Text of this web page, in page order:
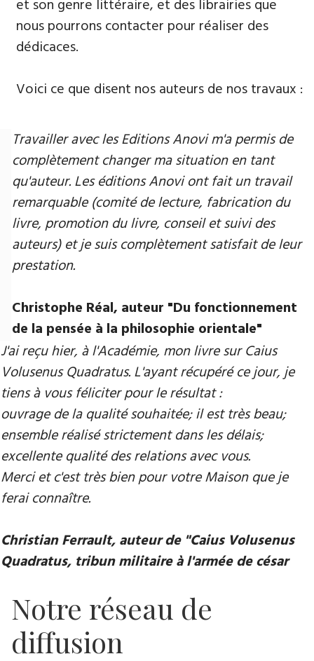
et son genre littéraire, et des librairies que
nous pourrons contacter pour réaliser des
dédicaces.
Voici ce que disent nos auteurs de nos travaux :
Travailler avec les Editions Anovi m'a permis de
complètement changer ma situation en tant
qu'auteur. Les éditions Anovi ont fait un travail
remarquable (comité de lecture, fabrication du
livre, promotion du livre, conseil et suivi des
auteurs) et je suis complètement satisfait de leur
prestation.
Christophe Réal, auteur ​"Du fonctionnement
de la pensée à la philosophie orientale"
J'ai reçu hier, à l'Académie, mon livre sur Caius
Volusenus Quadratus. L'ayant récupéré ce jour, je
tiens à vous féliciter pour le résultat :
ouvrage de la qualité souhaitée; il est très beau;
ensemble réalisé strictement dans les délais;
excellente qualité des relations avec vous.
Merci et c'est très bien pour votre Maison que je
ferai connaître.
Christian Ferrault, auteur de "Caius Volusenus
Quadratus, tribun militaire à l'armée de césar
Notre réseau de
diffusion